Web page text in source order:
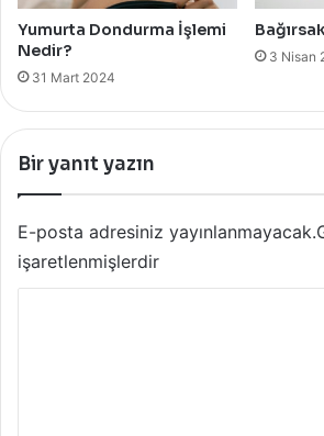
Yumurta Dondurma İşlemi
Nedir?
31 Mart 2024
3 Nisan
Bir yanıt yazın
E-posta adresiniz yayınlanmayacak.
işaretlenmişlerdir